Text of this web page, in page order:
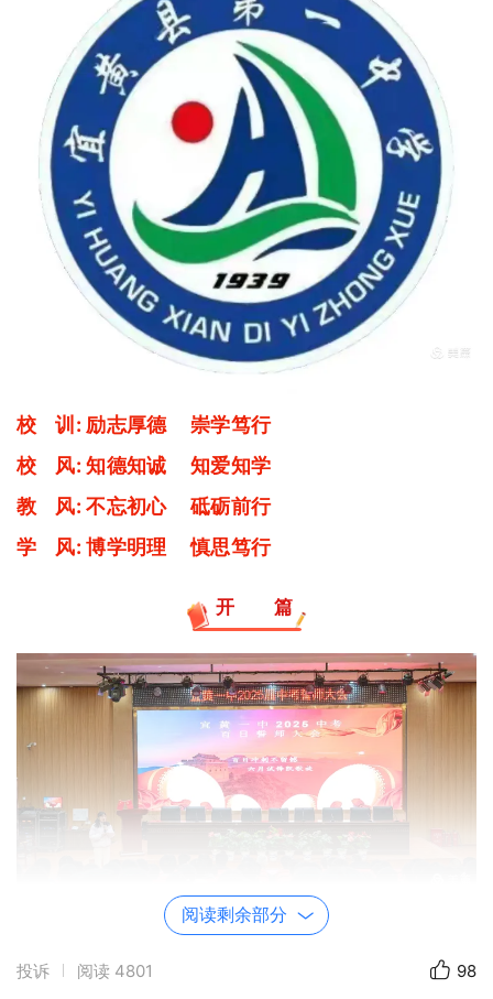
校 训: 励志厚德 崇学笃行
校 风: 知德知诚 知爱知学
教 风: 不忘初心 砥砺前行
学 风: 博学明理 慎思笃行
开 篇
阅读剩余部分
投诉 阅读 4801 98